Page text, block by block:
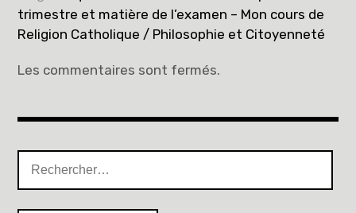
trimestre et matière de l’examen – Mon cours de
Religion Catholique / Philosophie et Citoyenneté
Les commentaires sont fermés.